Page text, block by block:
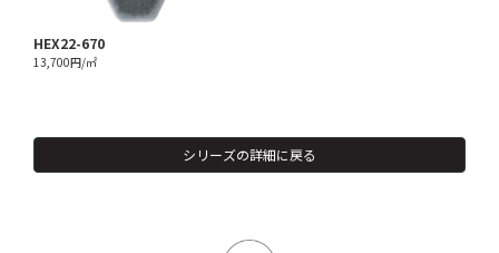
HEX22-670
13,700円/㎡
シリーズの詳細に戻る